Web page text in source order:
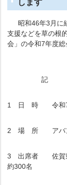
します
昭和46年3月に
支援などを草の根
会」の令和7年度総
記
1 日 時 令和7年
2 場 所 アバン
3 出席者 佐賀県
約300名